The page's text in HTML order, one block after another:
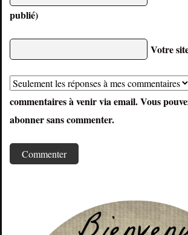
publié)
Votre
commentaires à venir via email. Vous
abonnersans commenter.